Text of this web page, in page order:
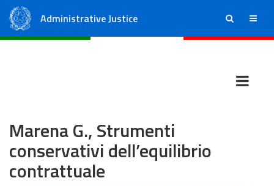
Administrative Justice ricerca menu
Marena G., Strumenti
conservativi dell’equilibrio
contrattuale